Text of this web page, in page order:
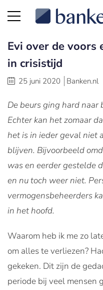
Evi over de voors
in crisistijd
25 juni 2020 Banken.nl
De beurs ging hard naar
Echter kan het zomaar
het is in ieder geval niet
blijven. Bijvoorbeeld
was en eerder gestelde
en nu toch weer niet.
vermogensbeheerders
in het hoofd.
Waarom heb ik me zo
om alles te verliezen?
gekeken. Dit zijn de
periode bij veel mensen